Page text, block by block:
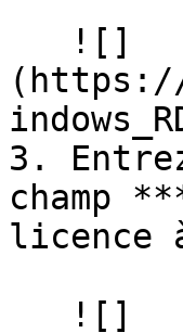
(https://
3.
champ
licence